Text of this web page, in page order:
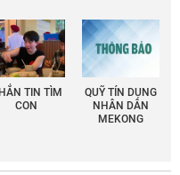
TIN TÌM
CON
QUỸ TÍN DỤNG
NHÂN DÂN
MEKONG